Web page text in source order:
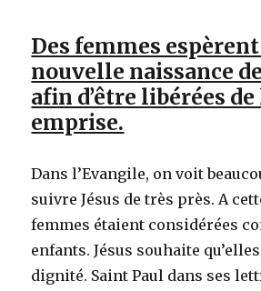
Des femmes
nouvelle naissance
afin d’être libérées
emprise.
Dans l’Evangile, on voit
suivre Jésus de très près. A
femmes étaient considérées
enfants. Jésus souhaite
dignité. Saint Paul dans ses